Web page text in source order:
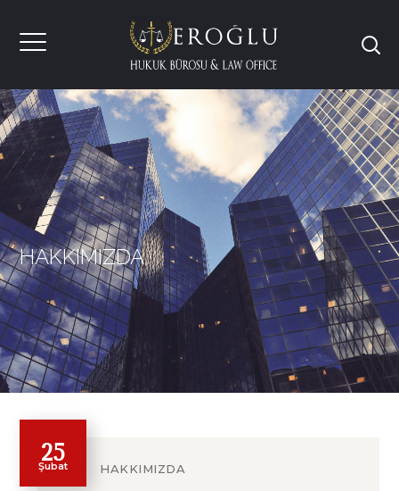
HAKKIMIZDA
25
Şubat HAKKIMIZDA